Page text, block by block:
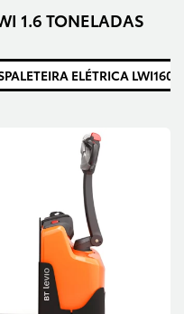
1.6 TONELADAS
ELÉTRICA LWI160